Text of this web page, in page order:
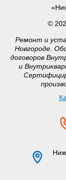
©
Ремонт и
Новгороде.
договоров
и